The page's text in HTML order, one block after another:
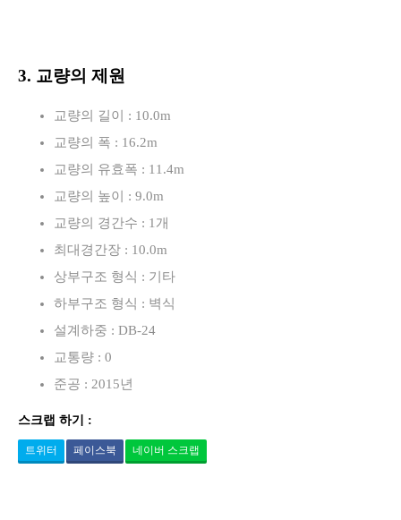
3. 교량의 제원
교량의 길이 : 10.0m
교량의 폭 : 16.2m
교량의 유효폭 : 11.4m
교량의 높이 : 9.0m
교량의 경간수 : 1개
최대경간장 : 10.0m
상부구조 형식 : 기타
하부구조 형식 : 벽식
설계하중 : DB-24
교통량 : 0
준공 : 2015년
스크랩 하기 :
트위터 페이스북 네이버 스크랩